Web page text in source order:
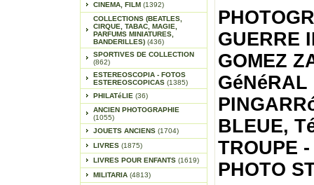
CINEMA, FILM (1392)
COLLECTIONS (BEATLES,
CIRQUE, TABAC, MAGIE,
PARFUMS MINIATURES,
BANDERILLES) (436)
SPORTIVES DE COLLECTION
(862)
ESTEREOSCOPIA - FOTOS
ESTEREOSCOPICAS (1385)
PHILATéLIE (36)
ANCIEN PHOTOGRAPHIE
(1055)
JOUETS ANCIENS (1704)
LIVRES (1875)
LIVRES POUR ENFANTS (1619)
MILITARIA (4813)
GUERRE
GOMEZ
GéNéRAL
BLEUE,
TROUPE
PHOTO